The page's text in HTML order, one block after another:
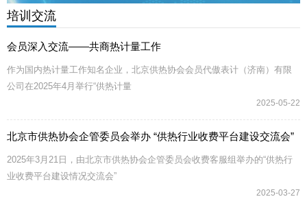
培训交流
会员深入交流——共商热计量工作
作为国内热计量工作知名企业，北京供热协会会员代傲表计（济南）有限
公司在2025年4月举行“供热计量
2025-05-22
北京市供热协会企管委员会举办 “供热⾏业收费平台建设交流会”
2025年3⽉21⽇，由北京市供热协会企管委员会收费客服组举办的“供热⾏
业收费平台建设情况交流会”
2025-03-27